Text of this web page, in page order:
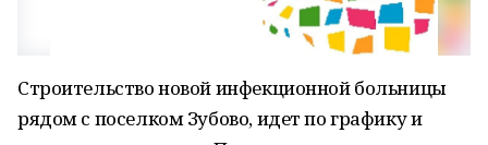
Строительство новой инфекционной больницы
рядом с поселком Зубово, идет по графику и